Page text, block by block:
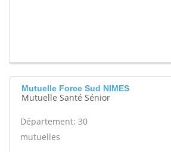
Mutuelle Force Sud NIMES
Mutuelle Santé Sénior
Département: 30
mutuelles